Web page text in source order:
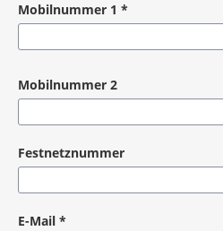
Mobilnummer 1 *
Mobilnummer 2
Festnetznummer
E-Mail *